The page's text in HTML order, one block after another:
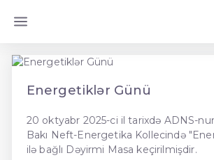
Energetiklər Günü
20 oktyabr 2025-ci il tarixdə ADNS-
Bakı Neft-Energetika Kollecində
ilə bağlı Dəyirmi Masa keçirilmişdir.